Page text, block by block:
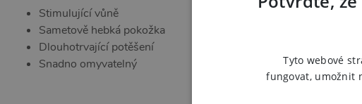
Stimulující vůně
Sametově hebká pokožka
Dlouhotrvající potěšení
Snadno omyvatelný
Tyto webové
fungovat, umožnit